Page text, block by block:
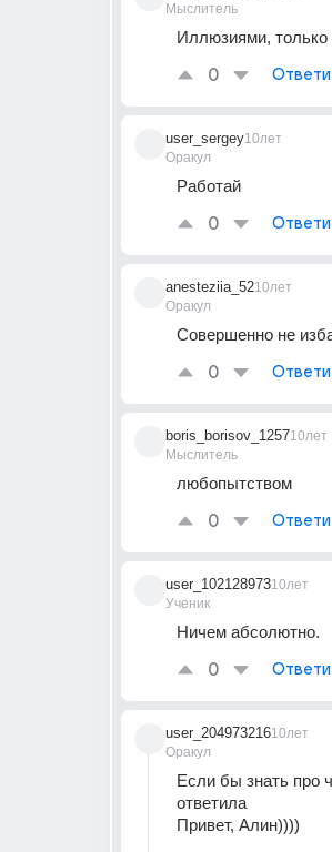
Мыслитель
Иллюзиями, только
0
user_sergey
Оракул
10лет
Работай
0
anesteziia_52
Оракул
10лет
Совершенно не
0
boris_borisov_1257
Мыслитель
10лет
любопытством
0
user_102128973
Ученик
10лет
Ничем абсолютно.
0
user_204973216
Оракул
10лет
Если бы знать про
ответила
Привет, Алин))))